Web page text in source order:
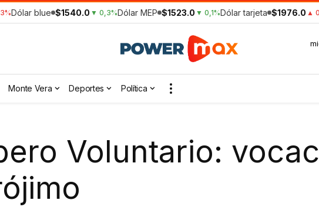
Dólar blue $1540.0 ▼ 0,3%Dólar MEP $1523.0 ▼ 0,1%Dólar tarjeta $1976.0 ▲
Monte Vera Deportes Política
Voluntario: